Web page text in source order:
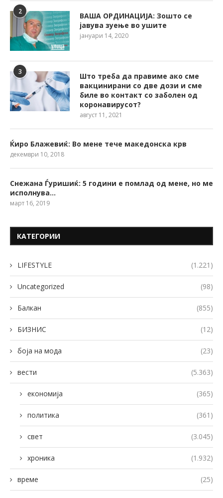
2
ВАША ОРДИНАЦИЈА: Зошто се
јавува зуење во ушите
јануари 14, 2020
3
Што треба да правиме ако сме
вакцинирани со две дози и сме
биле во контакт со заболен од
коронавирусот?
август 11, 2021
Ќиро Блажевиќ: Во мене тече македонска крв
декември 10, 2018
Снежана Ѓуришиќ: 5 години е помлад од мене, но ме
исполнува…
март 16, 2019
КАТЕГОРИИ
LIFESTYLE (1.221)
Uncategorized (98)
Балкан (855)
БИЗНИС (12)
боја на мода (23)
вести (5.363)
економија (365)
политика (361)
свет (3.045)
хроника (1.932)
време (25)